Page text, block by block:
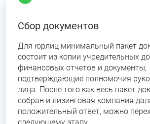
Сбор документов
Для юрлиц минимальный пакет
состоит из копии учредительных
финансовых отчетов и документы,
подтверждающие полномочия
лица. После того как весь пакет
собран и лизинговая компания
положительный ответ, можно